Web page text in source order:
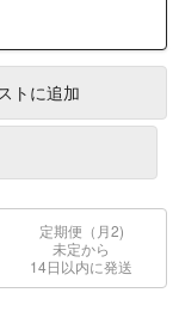
トに追加
定期便（月2)
未定から
14日以内に発送